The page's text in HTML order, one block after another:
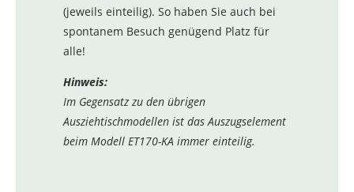
(jeweils einteilig). So haben Sie auch bei
spontanem Besuch genügend Platz für
alle!
Hinweis:
Im Gegensatz zu den übrigen
Ausziehtischmodellen ist das Auszugselement
beim Modell ET170-KA immer einteilig.